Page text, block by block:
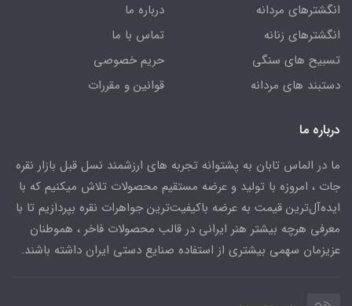
انگشترهای مردانه
انگشترهای زنانه
تسبیح های سنگی
دستبند های مردانه
درباره ما
تماس با ما
حریم خصوصی
قوانین و مقررات
درباره ما
ما در الماس تابان به پشتوانه تجربه های ارزشمند نسل قبل بازار نقره
جات ، امروزه با تولید و عرضه مستقیم محصولات تلاش میکنیم که با
ایده‌آل‌ترین قیمت به عرضه باکیفیت‌ترین جواهرات نقره بپردازیم تا با
معرفی هرچه بیشتر هنر ایرانی در قالب محصولات فاخر ، هموطنان
عزیزمان سهمی بیشتری از استفاده صنایع دستی ایران داشته باشند.